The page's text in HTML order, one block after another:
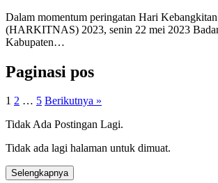
Dalam momentum peringatan Hari
(HARKITNAS) 2023, senin 22 mei 2023
Kabupaten…
Paginasi pos
1 2 … 5 Berikutnya »
Tidak Ada Postingan Lagi.
Tidak ada lagi halaman untuk dimuat.
Selengkapnya